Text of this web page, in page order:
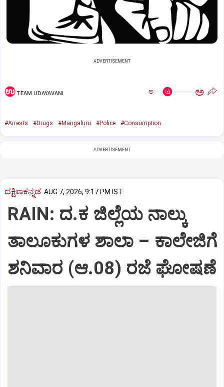
ADVERTISEMENT
TEAM UDAYAVANI ಅ ಅ
#Arrests #Drugs #Mangaluru #Police #Consumption
ADVERTISEMENT
ದಕ್ಷಿಣಕನ್ನಡ AUG 7, 2026, 9:17 PM IST
RAIN: ದ.ಕ ಜಿಲ್ಲೆಯ ನಾಲ್ಕು
ತಾಲೂಕುಗಳ ಶಾಲಾ – ಕಾಲೇಜಿಗೆ
ಶನಿವಾರ (ಆ.08) ರಜೆ ಘೋಷಣೆ